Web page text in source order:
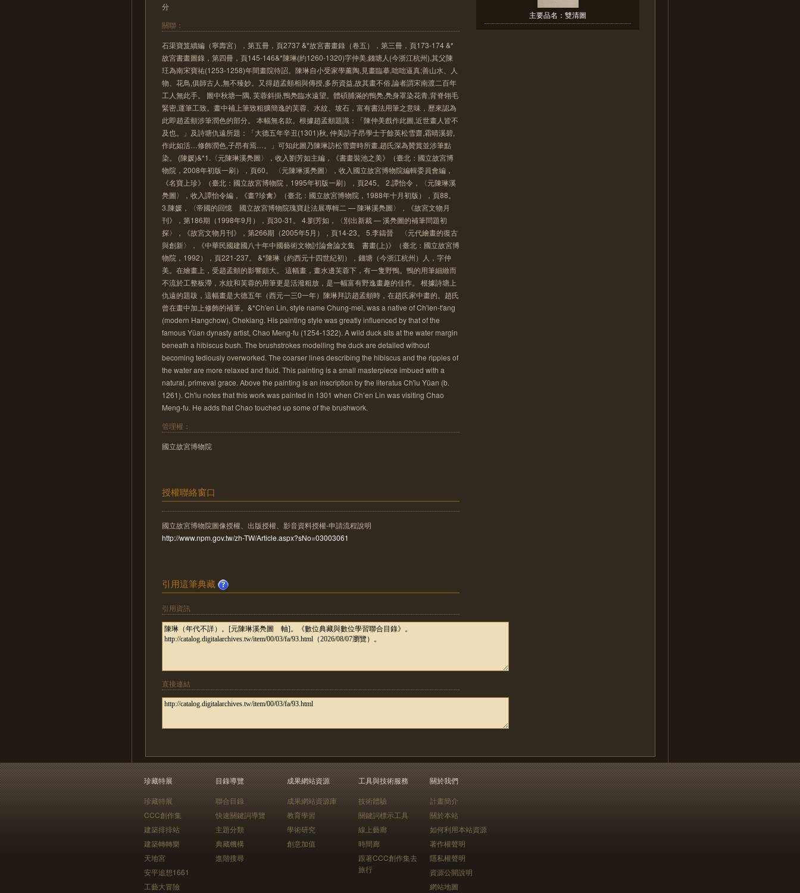
分
關聯：
石渠寶笈續編（寧壽宮），第五冊，頁2737 &*故宮書畫錄（卷五），第三冊，頁173-174 &*
故宮書畫圖錄，第四冊，頁145-146&*陳琳(約1260-1320)字仲美,錢塘人(今浙江杭州),其父陳
玨為南宋寶祐(1253-1258)年間畫院待詔。陳琳自小受家學薰陶,見畫臨摹,咄咄逼真;善山水、人
物、花鳥,俱師古人,無不臻妙。又得趙孟頫相與傳授,多所資益,故其畫不俗,論者謂宋南渡二百年
工人無此手。 圖中秋塘一隅, 芙蓉斜掛,鴨鳧臨水遠望。體碩脯滿的鴨鳧,鳧身罩染花青,背脊翎毛
緊密,運筆工致。畫中補上筆致粗獷簡逸的芙蓉、水紋、坡石，富有書法用筆之意味，歷來認為
此即趙孟頫涉筆潤色的部分。 本幅無名款。根據趙孟頫題識：「陳仲美戲作此圖,近世畫人皆不
及也。」及詩塘仇遠所題：「大德五年辛丑(1301)秋, 仲美訪子昂學士于餘英松雪齋,霜晴溪碧,
作此如活…修飾潤色,子昂有焉…。」可知此圖乃陳琳訪松雪齋時所畫,趙氏深為贊賞並涉筆點
染。 (陳媛)&*1.〈元陳琳溪鳧圖〉，收入劉芳如主編，《書畫裝池之美》（臺北：國立故宮博
物院，2008年初版一刷），頁60。 〈元陳琳溪鳧圖〉，收入國立故宮博物院編輯委員會編，
《名寶上珍》（臺北：國立故宮博物院，1995年初版一刷），頁245。 2.譚怡令，〈元陳琳溪
鳧圖〉，收入譚怡令編，《畫?珍禽》（臺北：國立故宮博物院，1988年十月初版），頁88。
3.陳媛，〈帝國的回憶 國立故宮博物院瑰寶赴法展專輯二 — 陳琳溪鳧圖〉，《故宮文物月
刊》，第186期（1998年9月），頁30-31。 4.劉芳如，〈別出新裁 — 溪鳧圖的補筆問題初
探〉，《故宮文物月刊》，第266期（2005年5月），頁14-23。 5.李鑄晉 〈元代繪畫的復古
與創新〉，《中華民國建國八十年中國藝術文物討論會論文集 書畫(上)》（臺北：國立故宮博
物院，1992），頁221-237。 &*陳琳（約西元十四世紀初），錢塘（今浙江杭州）人，字仲
美。在繪畫上，受趙孟頫的影響頗大。 這幅畫，畫水邊芙蓉下，有一隻野鴨。鴨的用筆細緻而
不流於工整板滯，水紋和芙蓉的用筆更是活潑粗放，是一幅富有野逸畫趣的佳作。 根據詩塘上
仇遠的題跋，這幅畫是大德五年（西元一三0一年）陳琳拜訪趙孟頫時，在趙氏家中畫的。趙氏
曾在畫中加上修飾的補筆。&*Ch'en Lin, style name Chung-mei, was a native of Ch'ien-t'ang
(modern Hangchow), Chekiang. His painting style was greatly influenced by that of the
famous Yüan dynasty artist, Chao Meng-fu (1254-1322). A wild duck sits at the water margin
beneath a hibiscus bush. The brushstrokes modelling the duck are detailed without
becoming tediously overworked. The coarser lines describing the hibiscus and the ripples of
the water are more relaxed and fluid. This painting is a small masterpiece imbued with a
natural, primeval grace. Above the painting is an inscription by the literatus Ch'iu Yüan (b.
1261). Ch'iu notes that this work was painted in 1301 when Ch’en Lin was visiting Chao
Meng-fu. He adds that Chao touched up some of the brushwork.
管理權：
國立故宮博物院
授權聯絡窗口
國立故宮博物院圖像授權、出版授權、影音資料授權-申請流程說明
http://www.npm.gov.tw/zh-TW/Article.aspx?sNo=03003061
引用這筆典藏
引用資訊
直接連結
主要品名：雙清圖
珍藏特展
珍藏特展
CCC創作集
建築排排站
建築轉轉樂
天地宮
安平追想1661
工藝大冒險
目錄導覽
聯合目錄
快速關鍵詞導覽
主題分類
典藏機構
進階搜尋
成果網站資源
成果網站資源庫
教育學習
學術研究
創意加值
工具與技術服務
技術體驗
關鍵詞標示工具
線上藝廊
時間廊
跟著CCC創作集去
旅行
關於我們
計畫簡介
關於本站
如何利用本站資源
著作權聲明
隱私權聲明
資源公開說明
網站地圖